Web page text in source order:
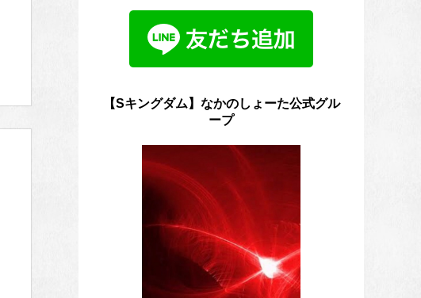
【Sキングダム】なかのしょーた公式グル
ープ